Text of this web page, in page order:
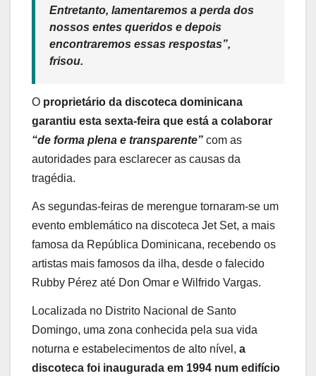
Entretanto, lamentaremos a perda dos
nossos entes queridos e depois
encontraremos essas respostas”,
frisou.
O proprietário da discoteca dominicana
garantiu esta sexta-feira que está a colaborar
“de forma plena e transparente” com as
autoridades para esclarecer as causas da
tragédia.
As segundas-feiras de merengue tornaram-se um
evento emblemático na discoteca Jet Set, a mais
famosa da República Dominicana, recebendo os
artistas mais famosos da ilha, desde o falecido
Rubby Pérez até Don Omar e Wilfrido Vargas.
Localizada no Distrito Nacional de Santo
Domingo, uma zona conhecida pela sua vida
noturna e estabelecimentos de alto nível, a
discoteca foi inaugurada em 1994 num edifício